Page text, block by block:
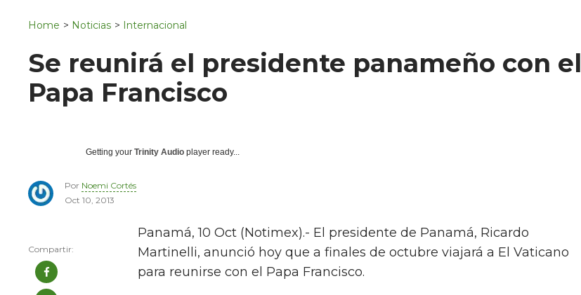
Home > Noticias > Internacional
Se reunirá el presidente panameño con el
Papa Francisco
Getting your Trinity Audio player ready...
Por Noemi Cortés
Oct 10, 2013
Panamá, 10 Oct (Notimex).- El presidente de Panamá, Ricardo
Martinelli, anunció hoy que a finales de octubre viajará a El Vaticano
para reunirse con el Papa Francisco.